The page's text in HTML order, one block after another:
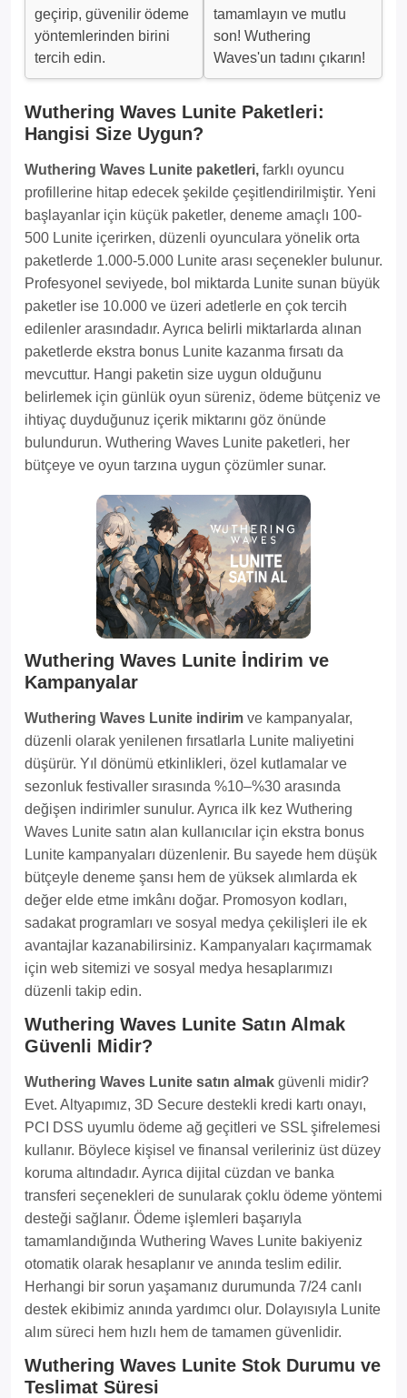
geçirip, güvenilir ödeme
yöntemlerinden birini
tercih edin.
tamamlayın ve mutlu
son! Wuthering
Waves'un tadını çıkarın!
Wuthering Waves Lunite Paketleri:
Hangisi Size Uygun?
Wuthering Waves Lunite paketleri, farklı oyuncu
profillerine hitap edecek şekilde çeşitlendirilmiştir. Yeni
başlayanlar için küçük paketler, deneme amaçlı 100-
500 Lunite içerirken, düzenli oyunculara yönelik orta
paketlerde 1.000-5.000 Lunite arası seçenekler bulunur.
Profesyonel seviyede, bol miktarda Lunite sunan büyük
paketler ise 10.000 ve üzeri adetlerle en çok tercih
edilenler arasındadır. Ayrıca belirli miktarlarda alınan
paketlerde ekstra bonus Lunite kazanma fırsatı da
mevcuttur. Hangi paketin size uygun olduğunu
belirlemek için günlük oyun süreniz, ödeme bütçeniz ve
ihtiyaç duyduğunuz içerik miktarını göz önünde
bulundurun. Wuthering Waves Lunite paketleri, her
bütçeye ve oyun tarzına uygun çözümler sunar.
Wuthering Waves Lunite İndirim ve
Kampanyalar
Wuthering Waves Lunite indirim ve kampanyalar,
düzenli olarak yenilenen fırsatlarla Lunite maliyetini
düşürür. Yıl dönümü etkinlikleri, özel kutlamalar ve
sezonluk festivaller sırasında %10–%30 arasında
değişen indirimler sunulur. Ayrıca ilk kez Wuthering
Waves Lunite satın alan kullanıcılar için ekstra bonus
Lunite kampanyaları düzenlenir. Bu sayede hem düşük
bütçeyle deneme şansı hem de yüksek alımlarda ek
değer elde etme imkânı doğar. Promosyon kodları,
sadakat programları ve sosyal medya çekilişleri ile ek
avantajlar kazanabilirsiniz. Kampanyaları kaçırmamak
için web sitemizi ve sosyal medya hesaplarımızı
düzenli takip edin.
Wuthering Waves Lunite Satın Almak
Güvenli Midir?
Wuthering Waves Lunite satın almak güvenli midir?
Evet. Altyapımız, 3D Secure destekli kredi kartı onayı,
PCI DSS uyumlu ödeme ağ geçitleri ve SSL şifrelemesi
kullanır. Böylece kişisel ve finansal verileriniz üst düzey
koruma altındadır. Ayrıca dijital cüzdan ve banka
transferi seçenekleri de sunularak çoklu ödeme yöntemi
desteği sağlanır. Ödeme işlemleri başarıyla
tamamlandığında Wuthering Waves Lunite bakiyeniz
otomatik olarak hesaplanır ve anında teslim edilir.
Herhangi bir sorun yaşamanız durumunda 7/24 canlı
destek ekibimiz anında yardımcı olur. Dolayısıyla Lunite
alım süreci hem hızlı hem de tamamen güvenlidir.
Wuthering Waves Lunite Stok Durumu ve
Teslimat Süresi